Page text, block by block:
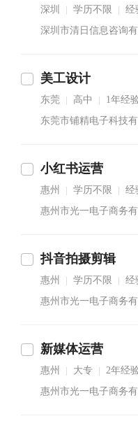
深圳 学历不限 经
深圳市清日信息咨询有
美工设计
东莞 高中 1年经
东莞市铺精电子科技有
小红书运营
惠州 学历不限 经
惠州市光一电子商务有
抖音拍摄剪辑
惠州 学历不限 经
惠州市光一电子商务有
新媒体运营
惠州 大专 2年经
惠州市光一电子商务有